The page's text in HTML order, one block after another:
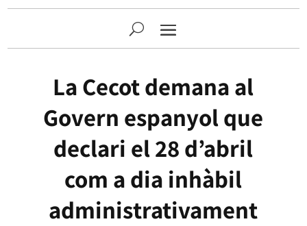
La Cecot demana al
Govern espanyol que
declari el 28 d’abril
com a dia inhàbil
administrativament